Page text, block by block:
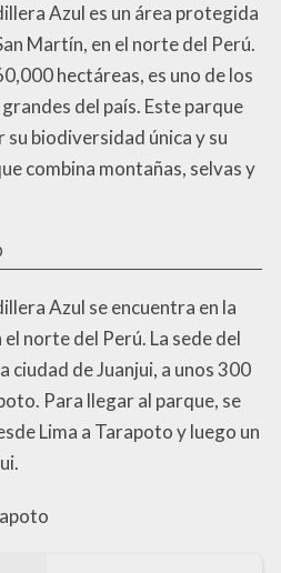
Azul es un área protegida
Martín, en el norte del Perú.
hectáreas, es uno de los
del país. Este parque
su biodiversidad única y su
combina montañas, selvas y
Azul se encuentra en la
norte del Perú. La sede del
ciudad de Juanjui, a unos 300
Para llegar al parque, se
Lima a Tarapoto y luego un